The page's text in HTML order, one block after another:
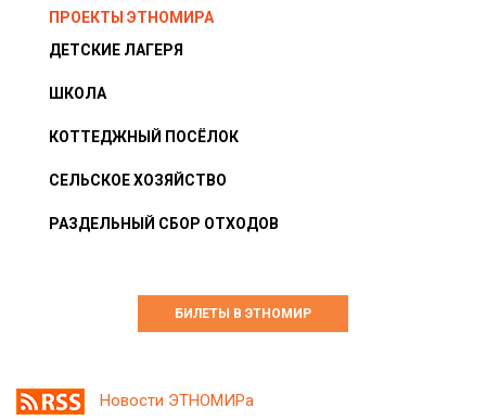
ПРОЕКТЫ ЭТНОМИРА
ДЕТСКИЕ ЛАГЕРЯ
ШКОЛА
КОТТЕДЖНЫЙ ПОСЁЛОК
СЕЛЬСКОЕ ХОЗЯЙСТВО
РАЗДЕЛЬНЫЙ СБОР ОТХОДОВ
БИЛЕТЫ В ЭТНОМИР
Новости ЭТНОМИРа